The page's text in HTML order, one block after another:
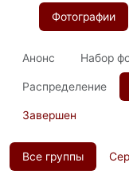
Фотографии
Анонс Набор
Распределение
Завершен
Все группы